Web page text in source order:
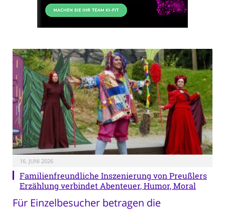
16. JUNI 2026
Familienfreundliche Inszenierung von Preußlers
Erzählung verbindet Abenteuer, Humor, Moral
Für Einzelbesucher betragen die